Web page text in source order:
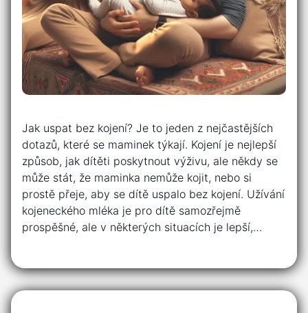
Jak uspat bez kojení? Je to jeden z nejčastějších
dotazů, které se maminek týkají. Kojení je nejlepší
způsob, jak dítěti poskytnout výživu, ale někdy se
může stát, že maminka nemůže kojit, nebo si
prostě přeje, aby se dítě uspalo bez kojení. Užívání
kojeneckého mléka je pro dítě samozřejmě
prospěšné, ale v některých situacích je lepší,…